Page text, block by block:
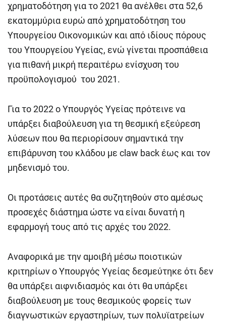
χρηματοδότηση για το 2021 θα ανέλθει στα 52,6
εκατομμύρια ευρώ από χρηματοδότηση του
Υπουργείου Οικονομικών και από ιδίους πόρους
του Υπουργείου Υγείας, ενώ γίνεται προσπάθεια
για πιθανή μικρή περαιτέρω ενίσχυση του
προϋπολογισμού του 2021.
Για το 2022 ο Υπουργός Υγείας πρότεινε να
υπάρξει διαβούλευση για τη θεσμική εξεύρεση
λύσεων που θα περιορίσουν σημαντικά την
επιβάρυνση του κλάδου με claw back έως και τον
μηδενισμό του.
Οι προτάσεις αυτές θα συζητηθούν στο αμέσως
προσεχές διάστημα ώστε να είναι δυνατή η
εφαρμογή τους από τις αρχές του 2022.
Αναφορικά με την αμοιβή μέσω ποιοτικών
κριτηρίων ο Υπουργός Υγείας δεσμεύτηκε ότι δεν
θα υπάρξει αιφνιδιασμός και ότι θα υπάρξει
διαβούλευση με τους θεσμικούς φορείς των
διαγνωστικών εργαστηρίων, των πολυϊατρείων